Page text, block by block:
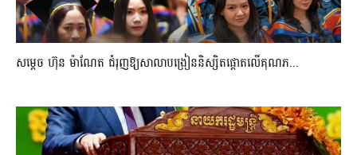
សម្តេច ហ៊ុន ម៉ាណែត ជំរុញឱ្យសាលាបង្រៀននិស្សិតផ្តោតលើគុណភ...